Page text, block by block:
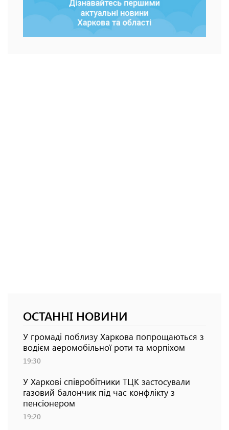
ОСТАННІ НОВИНИ
У громаді поблизу Харкова попрощаються з
водієм аеромобільної роти та морпіхом
19:30
У Харкові співробітники ТЦК застосували
газовий балончик під час конфлікту з
пенсіонером
19:20